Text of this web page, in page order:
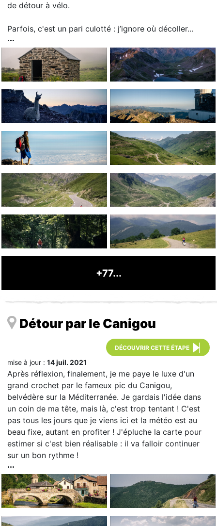
de détour à vélo.
Parfois, c'est un pari culotté : j’ignore où décoller...
+77...
Détour par le Canigou
DÉCOUVRIR CETTE ÉTAPE
mise à jour : 14 juil. 2021
Après réflexion, finalement, je me paye le luxe d'un
grand crochet par le fameux pic du Canigou,
belvédère sur la Méditerranée. Je gardais l'idée dans
un coin de ma tête, mais là, c'est trop tentant ! C'est
pas tous les jours que je viens ici et la météo est au
beau fixe, autant en profiter ! J'épluche la carte pour
estimer si c'est bien réalisable : il va falloir continuer
sur un bon rythme !